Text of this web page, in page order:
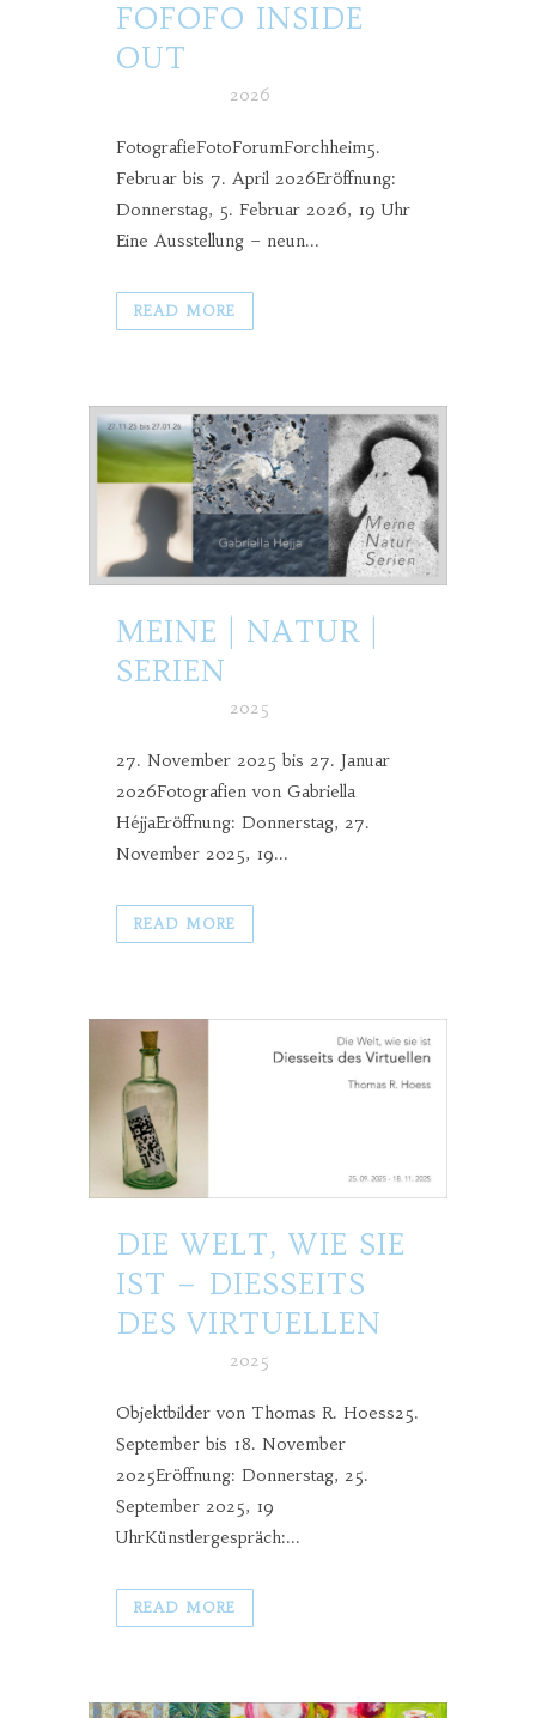
FOFOFO INSIDE
OUT
2026
FotografieFotoForumForchheim5.
Februar bis 7. April 2026Eröffnung:
Donnerstag, 5. Februar 2026, 19 Uhr
Eine Ausstellung – neun...
READ MORE
MEINE | NATUR |
SERIEN
2025
27. November 2025 bis 27. Januar
2026Fotografien von Gabriella
HéjjaEröffnung: Donnerstag, 27.
November 2025, 19...
READ MORE
DIE WELT, WIE SIE
IST – DIESSEITS
DES VIRTUELLEN
2025
Objektbilder von Thomas R. Hoess25.
September bis 18. November
2025Eröffnung: Donnerstag, 25.
September 2025, 19
UhrKünstlergespräch:...
READ MORE